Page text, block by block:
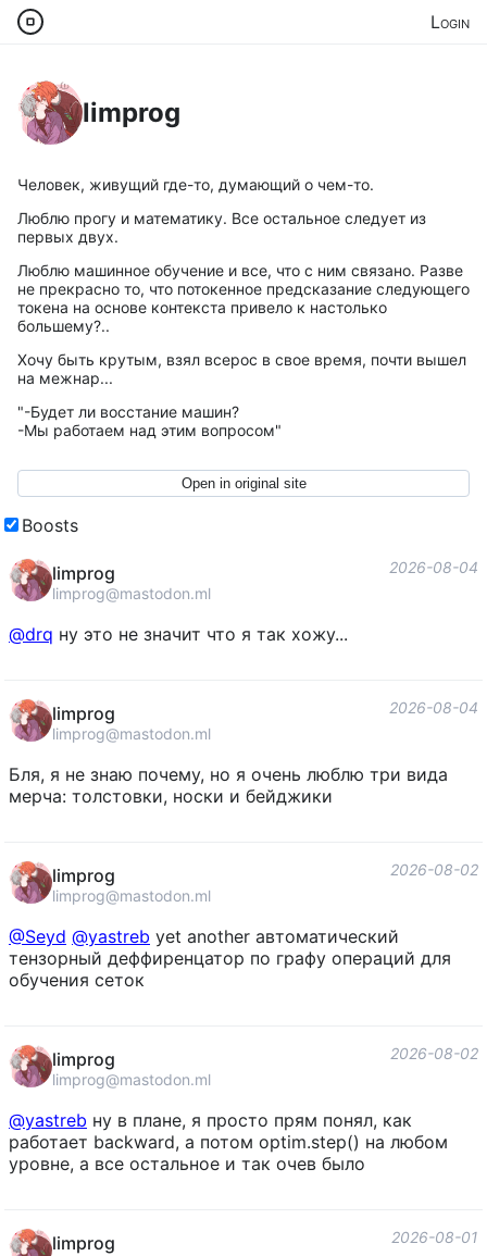
Login
limprog
Человек, живущий где-то, думающий о чем-то.
Люблю прогу и математику. Все остальное следует из
первых двух.
Люблю машинное обучение и все, что с ним связано. Разве
не прекрасно то, что потокенное предсказание следующего
токена на основе контекста привело к настолько
большему?..
Хочу быть крутым, взял всерос в свое время, почти вышел
на межнар...
"-Будет ли восстание машин?
-Мы работаем над этим вопросом"
Open in original site
Boosts
limprog
limprog@mastodon.ml
2026-08-04
@drq ну это не значит что я так хожу...
limprog
limprog@mastodon.ml
2026-08-04
Бля, я не знаю почему, но я очень люблю три вида
мерча: толстовки, носки и бейджики
limprog
limprog@mastodon.ml
2026-08-02
@Seyd @yastreb yet another автоматический
тензорный деффиренцатор по графу операций для
обучения сеток
limprog
limprog@mastodon.ml
2026-08-02
@yastreb ну в плане, я просто прям понял, как
работает backward, а потом optim.step() на любом
уровне, а все остальное и так очев было
limprog 2026-08-01